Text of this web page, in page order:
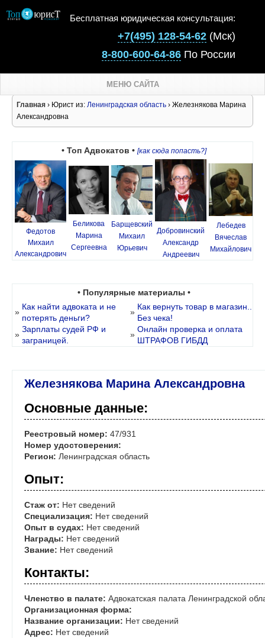
Бесплатная юридическая консультация:
+7(495) 128-54-62 (Мск)
8-800-600-64-86 По России
МЕНЮ САЙТА
Главная › Юрист из: Ленинградская область › Железнякова Марина
Александровна
• Топ Адвокатов • [как сюда попасть?]
Федотов
Михаил
Александрович
Беликова
Марина
Сергеевна
Барщевский
Михаил
Юрьевич
Добровинский
Александр
Андреевич
Лебедев
Вячеслав
Михайлович
• Популярные материалы •
»
Как найти адвоката и не
потерять деньги?
»
Как вернуть товар в магазин..
Без чека!
»
Зарплаты судей РФ и
заграницей.
»
Онлайн проверка и оплата
ШТРАФОВ ГИБДД
Железнякова Марина Александровна
Основные данные:
Реестровый номер: 47/931
Номер удостоверения:
Регион: Ленинградская область
Опыт:
Стаж от: Нет сведений
Специализация: Нет сведений
Опыт в судах: Нет сведений
Награды: Нет сведений
Звание: Нет сведений
Контакты:
Членство в палате: Адвокатская палата Ленинградской
Организационная форма:
Название организации: Нет сведений
Адрес: Нет сведений